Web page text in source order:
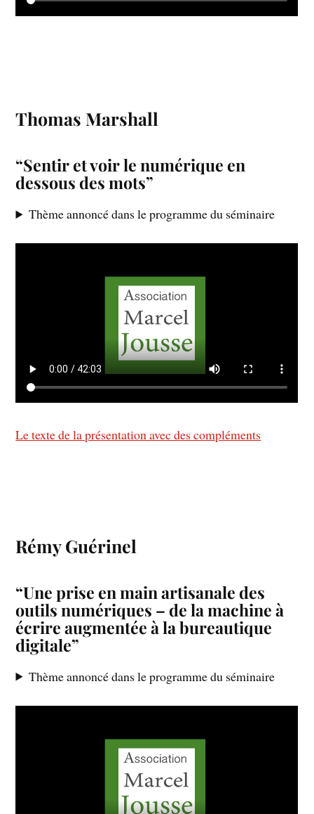
Thomas Marshall
“Sentir et voir le numérique en
dessous des mots”
Thème annoncé dans le programme du séminaire
Le texte de la présentation avec des compléments
Rémy Guérinel
“Une prise en main artisanale des
outils numériques – de la machine à
écrire augmentée à la bureautique
digitale”
Thème annoncé dans le programme du séminaire